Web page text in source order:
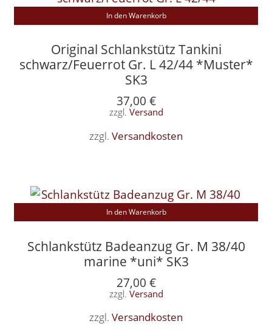
Original Schlankstütz Tankini
schwarz/Feuerrot Gr. L 42/44 *Muster*
SK3
37,00 €
zzgl. Versand
zzgl. Versandkosten
In den Warenkorb
Schlankstütz Badeanzug Gr. M 38/40
marine *uni* SK3
27,00 €
zzgl. Versand
zzgl. Versandkosten
In den Warenkorb